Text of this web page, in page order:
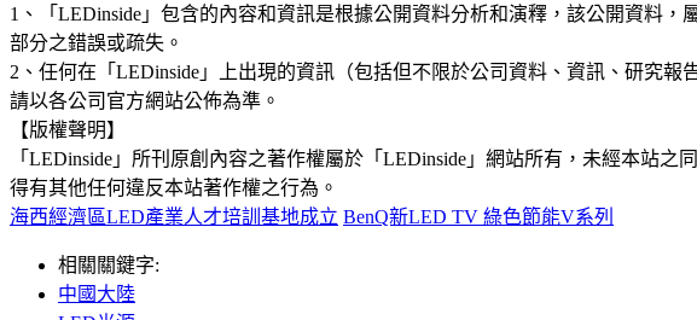
1、「LEDinside」包含的內容和資訊是根據公開資料分析和演釋，該公開資料
部分之錯誤或疏失。
2、任何在「LEDinside」上出現的資訊（包括但不限於公司資料、資訊、研究
請以各公司官方網站公佈為準。
【版權聲明】
「LEDinside」所刊原創內容之著作權屬於「LEDinside」網站所有，未經本站
得有其他任何違反本站著作權之行為。
海西經濟區LED產業人才培訓基地成立 BenQ新LED TV 綠色節能V系列
相關關鍵字:
中國大陸